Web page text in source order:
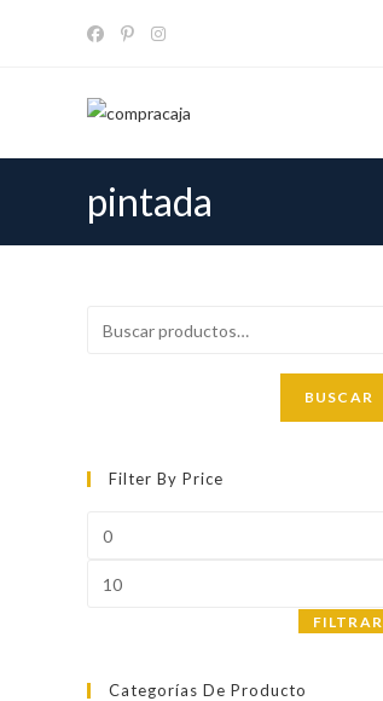
pintada
BUSCAR
Filter By Price
mínimo
máximo
FILTRAR
Categorías De Producto